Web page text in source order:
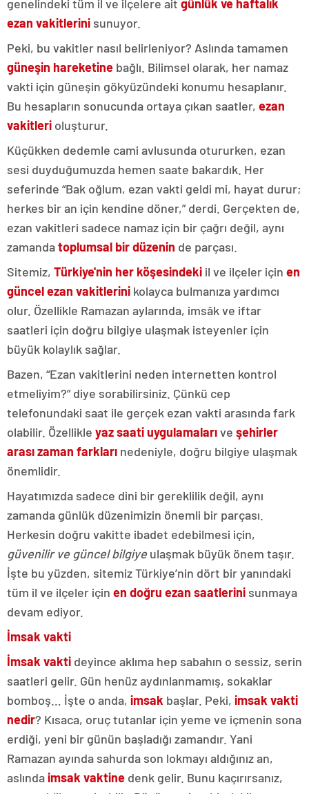
genelindeki tüm il ve ilçelere ait günlük ve haftalık
ezan vakitlerini sunuyor.
Peki, bu vakitler nasıl belirleniyor? Aslında tamamen
güneşin hareketine bağlı. Bilimsel olarak, her namaz
vakti için güneşin gökyüzündeki konumu hesaplanır.
Bu hesapların sonucunda ortaya çıkan saatler, ezan
vakitleri oluşturur.
Küçükken dedemle cami avlusunda otururken, ezan
sesi duyduğumuzda hemen saate bakardık. Her
seferinde “Bak oğlum, ezan vakti geldi mi, hayat durur;
herkes bir an için kendine döner,” derdi. Gerçekten de,
ezan vakitleri sadece namaz için bir çağrı değil, aynı
zamandatoplumsal bir düzenin de parçası.
Sitemiz, Türkiye'nin her köşesindeki il ve ilçeler için en
güncel ezan vakitlerini kolayca bulmanıza yardımcı
olur. Özellikle Ramazan aylarında, imsâk ve iftar
saatleri için doğru bilgiye ulaşmak isteyenler için
büyük kolaylık sağlar.
Bazen, “Ezan vakitlerini neden internetten kontrol
etmeliyim?” diye sorabilirsiniz. Çünkü cep
telefonundaki saat ile gerçek ezan vakti arasında fark
olabilir. Özellikle yaz saati uygulamalarıve şehirler
arası zaman farkları nedeniyle, doğru bilgiye ulaşmak
önemlidir.
Hayatımızda sadece dini bir gereklilik değil, aynı
zamanda günlük düzenimizin önemli bir parçası.
Herkesin doğru vakitte ibadet edebilmesi için,
güvenilir ve güncel bilgiye ulaşmak büyük önem taşır.
İşte bu yüzden, sitemiz Türkiye’nin dört bir yanındaki
tüm il ve ilçeler için en doğru ezan saatlerini sunmaya
devam ediyor.
İmsak vakti
İmsak vakti deyince aklıma hep sabahın o sessiz, serin
saatleri gelir. Gün henüz aydınlanmamış, sokaklar
bomboş… İşte o anda, imsak başlar. Peki, imsak vakti
nedir? Kısaca, oruç tutanlar için yeme ve içmenin sona
erdiği, yeni bir günün başladığı zamandır. Yani
Ramazan ayında sahurda son lokmayı aldığınız an,
aslındaimsak vaktine denk gelir. Bunu kaçırırsanız,